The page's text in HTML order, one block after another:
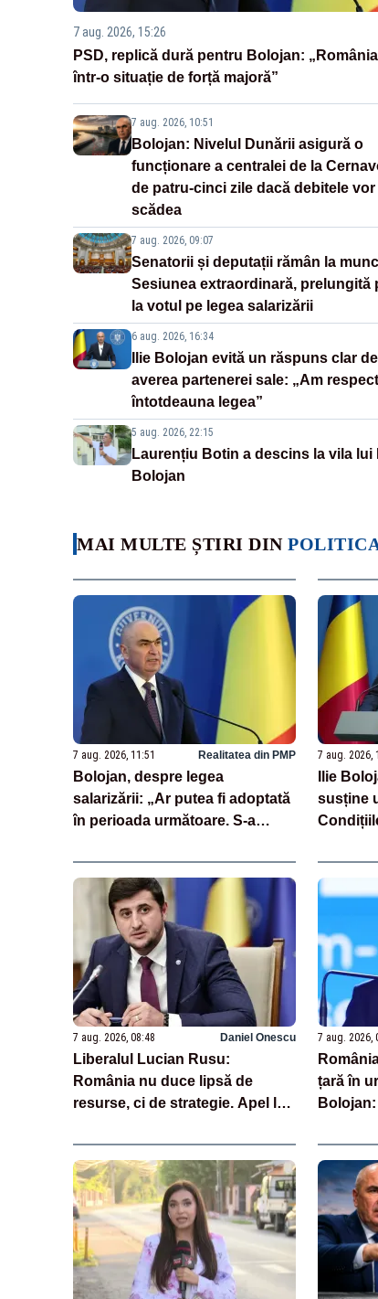
7 aug. 2026, 15:26
PSD, replică dură pentru Bolojan:
într-o situație de forță majoră”
7 aug. 2026, 10:51
Bolojan: Nivelul Dunării asigură o
funcționare a centralei de la
de patru-cinci zile dacă debitele vor
scădea
7 aug. 2026, 09:07
Senatorii și deputații rămân la
Sesiunea extraordinară, prelungită
la votul pe legea salarizării
6 aug. 2026, 16:34
Ilie Bolojan evită un răspuns clar
averea partenerei sale: „Am
întotdeauna legea”
5 aug. 2026, 22:15
Laurențiu Botin a descins la vila lui
Bolojan
MAI MULTE ȘTIRI DIN
7 aug. 2026, 11:51 Realitatea din PMP
Bolojan, despre legea
salarizării: „Ar putea fi adoptată
în perioada următoare. S-a
unor discursuri iresponsabile în
spaţiul public”
7 aug. 2026,
Ilie
susține
7 aug. 2026, 08:48 Daniel Onescu
Liberalul Lucian Rusu:
România nu duce lipsă de
resurse, ci de strategie. Apel la
termen lung
7 aug. 2026,
țară în